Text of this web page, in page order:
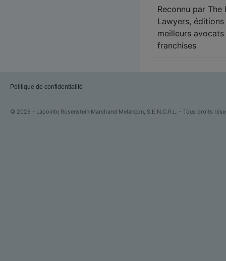
Reconnu par The
Lawyers,
meilleurs
franchises
Politique de confidentialité
© 2025 - Lapointe Rosenstein Marchand Melançon, S.E.N.C.R.L. - Tous droits